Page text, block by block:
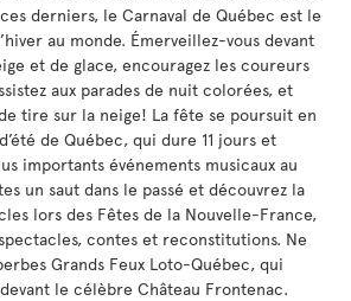
derniers, le Carnaval de Québec est le
au monde. Émerveillez-vous devant
et de glace, encouragez les coureurs
aux parades de nuit colorées, et
tire sur la neige! La fête se poursuit en
de Québec, qui dure 11 jours et
importants événements musicaux au
un saut dans le passé et découvrez la
lors des Fêtes de la Nouvelle-France,
contes et reconstitutions. Ne
Grands Feux Loto-Québec, qui
le célèbre Château Frontenac.